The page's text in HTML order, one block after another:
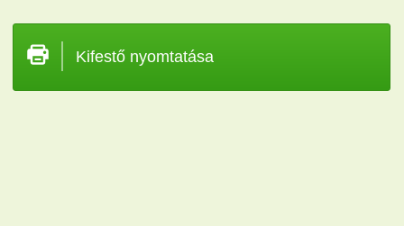
Kifestő nyomtatása